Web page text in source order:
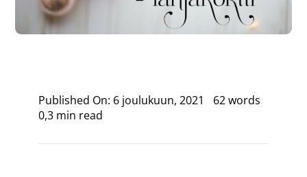
Published On: 6 joulukuun, 2021
62 words
0,3 min read